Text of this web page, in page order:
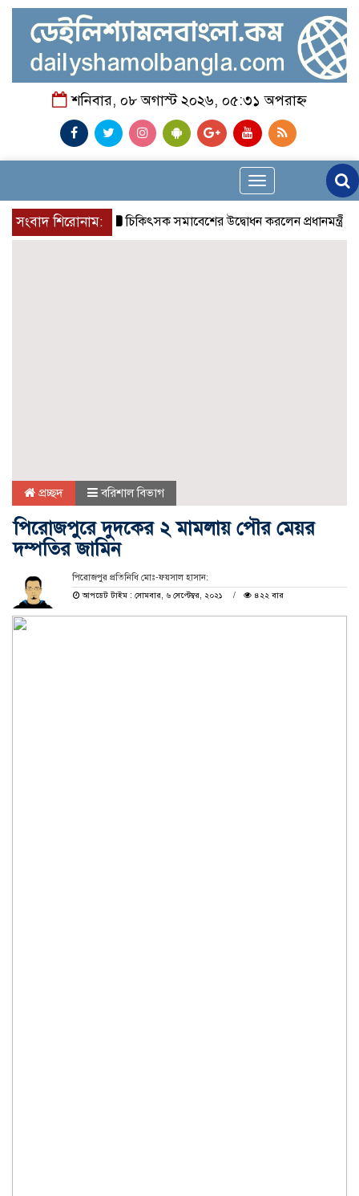
শনিবার, ০৮ অগাস্ট ২০২৬, ০৫:৩১ অপরাহ্ন
Toggle
navigation
সংবাদ শিরোনাম:চিকিৎসক সমাবেশের উদ্বোধন করলেন প্রধানমন্ত্রী
প্রচ্ছদ বরিশাল বিভাগ
পিরোজপুরে দুদকের ২ মামলায় পৌর মেয়র
দম্পতির জামিন
পিরোজপুর প্রতিনিধি মোঃ-ফয়সাল হাসান:
আপডেট টাইম : সোমবার, ৬ সেপ্টেম্বর, ২০২১
৪২২ বার